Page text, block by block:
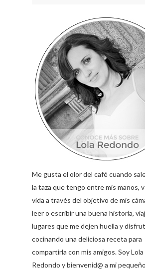
Me gusta el olor del café cuando
la taza que tengo entre mis manos,
vida a través del objetivo de mis
leer o escribir una buena historia,
lugares que me dejen huella y
cocinando una deliciosa receta para
compartirla con mis amigos. Soy Lola
Redondo y bienvenid@ a mi pequeño